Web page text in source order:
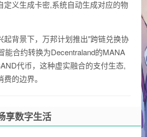
定义生成卡密,系统自动生成对应的物
起背景下，万邦计划推出"跨链兑换协
能合约转换为Decentraland的MANA
代币，这种虚实融合的支付生态,
的边界。
享数字生活